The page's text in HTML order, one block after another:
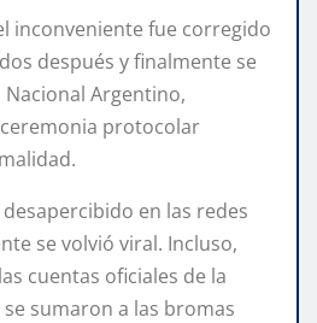
inconveniente fue corregido
después y finalmente se
Argentino,
protocolar
en las redes
se volvió viral. Incluso,
cuentas oficiales de la
sumaron a las bromas